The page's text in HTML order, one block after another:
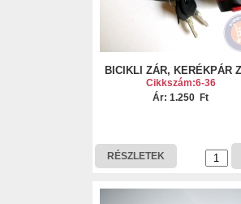
BICIKLI ZÁR, KERÉKPÁR
Cikkszám:6-36
Ár: 1.250 Ft
RÉSZLETEK